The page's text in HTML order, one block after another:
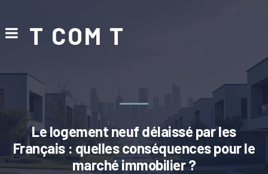
T COM T
Le logement neuf délaissé par les
Français : quelles conséquences pour le
marché immobilier ?